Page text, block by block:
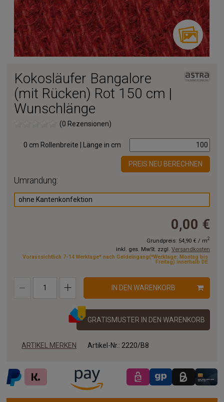
Kokosläufer Bangalore
(mit Rücken) Rot 150 cm |
Wunschlänge
(0 Rezensionen)
0 cm Rollenbreite | Länge in cm
PREIS NEU BERECHNEN
Umrandung:
ohne Kantenkonfektion
0,00 €
Grundpreis: 54,90 € / m2
inkl. ges. MwSt. zzgl. Versandkosten
Voraussichtlich 7-14 Werktage* nach Geldeingang(*Werktage: Montag bis
Freitag) innerhalb DE
IN DEN WARENKORB
GRATISMUSTER IN DEN WARENKORB
ARTIKEL MERKEN Artikel-Nr.: 2220/B8